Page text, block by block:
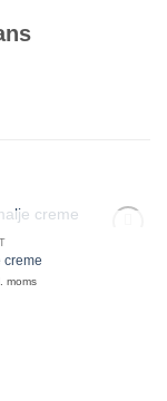
PÅ LAGER
creme
moms